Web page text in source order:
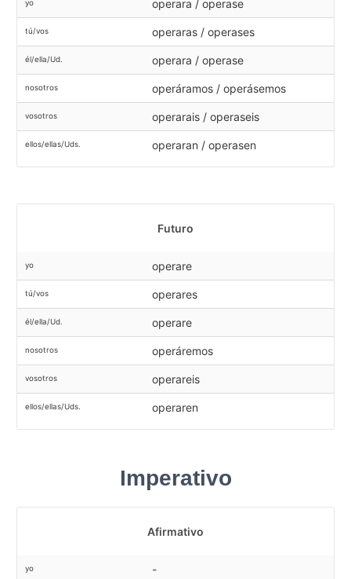
yo operara / operase
tú/vos operaras / operases
él/ella/Ud. operara / operase
nosotros operáramos / operásemos
vosotros operarais / operaseis
ellos/ellas/Uds. operaran / operasen
Futuro
yo operare
tú/vos operares
él/ella/Ud. operare
nosotros operáremos
vosotros operareis
ellos/ellas/Uds. operaren
Imperativo
Afirmativo
yo -